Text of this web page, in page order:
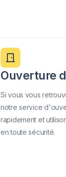
Ouverture
Si vous vous
notre service
rapidement et
en toute sécurité.